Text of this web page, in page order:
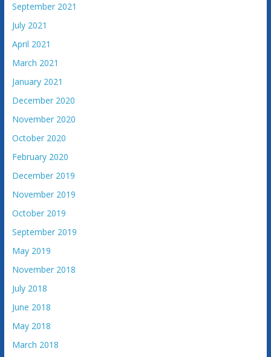
September 2021
July 2021
April 2021
March 2021
January 2021
December 2020
November 2020
October 2020
February 2020
December 2019
November 2019
October 2019
September 2019
May 2019
November 2018
July 2018
June 2018
May 2018
March 2018